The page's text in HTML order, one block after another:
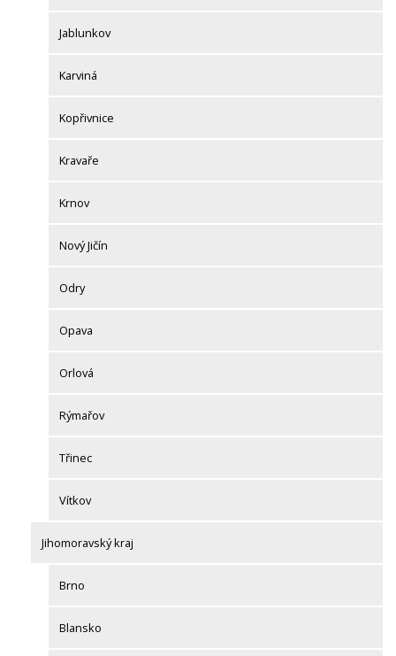
Jablunkov
Karviná
Kopřivnice
Kravaře
Krnov
Nový Jičín
Odry
Opava
Orlová
Rýmařov
Třinec
Vítkov
Jihomoravský kraj
Brno
Blansko